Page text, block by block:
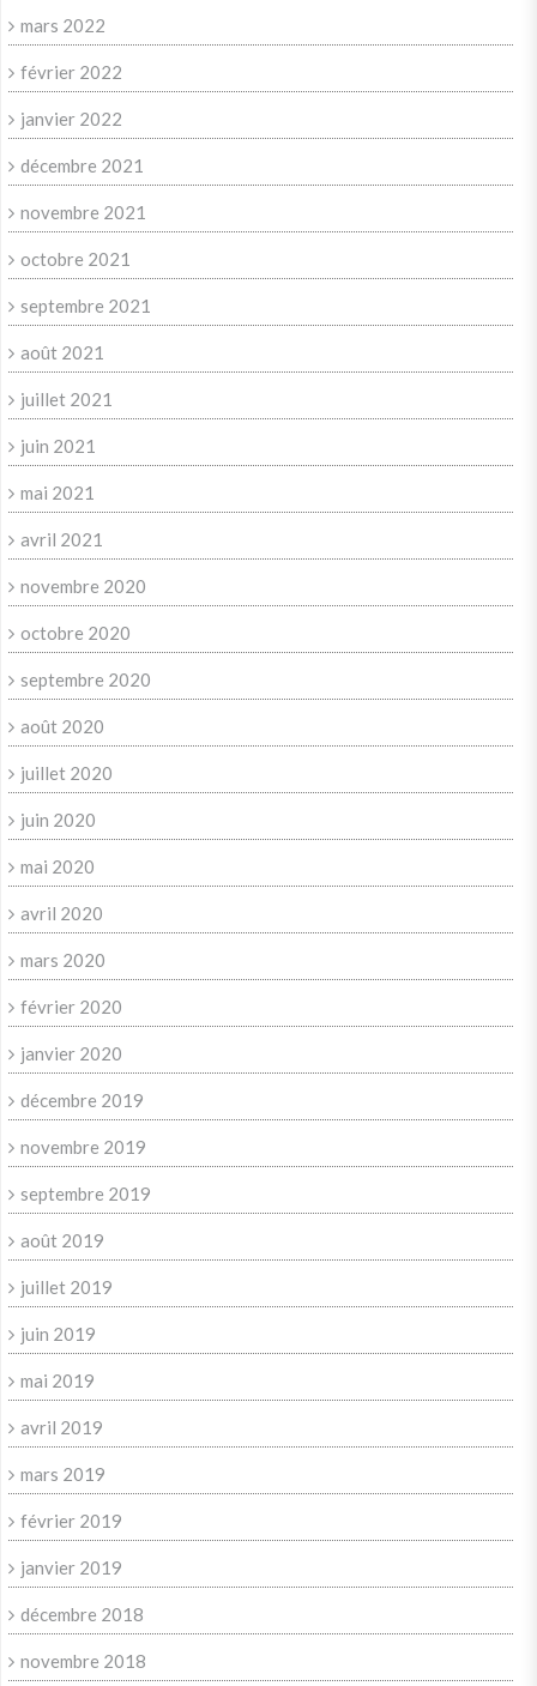
mars 2022
février 2022
janvier 2022
décembre 2021
novembre 2021
octobre 2021
septembre 2021
août 2021
juillet 2021
juin 2021
mai 2021
avril 2021
novembre 2020
octobre 2020
septembre 2020
août 2020
juillet 2020
juin 2020
mai 2020
avril 2020
mars 2020
février 2020
janvier 2020
décembre 2019
novembre 2019
septembre 2019
août 2019
juillet 2019
juin 2019
mai 2019
avril 2019
mars 2019
février 2019
janvier 2019
décembre 2018
novembre 2018